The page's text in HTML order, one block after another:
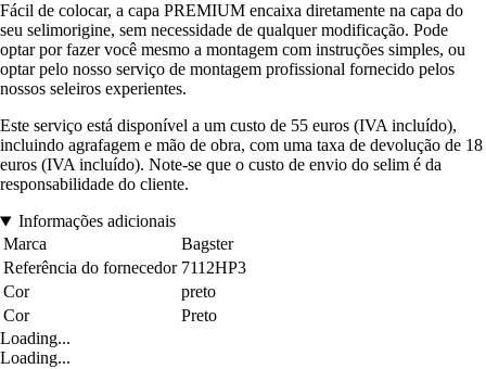
Fácil de colocar, a capa PREMIUM encaixa diretamente na capa do
seu selimorigine, sem necessidade de qualquer modificação. Pode
optar por fazer você mesmo a montagem com instruções simples, ou
optar pelo nosso serviço de montagem profissional fornecido pelos
nossos seleiros experientes.
Este serviço está disponível a um custo de 55 euros (IVA incluído),
incluindo agrafagem e mão de obra, com uma taxa de devolução de 18
euros (IVA incluído). Note-se que o custo de envio do selim é da
responsabilidade do cliente.
Informações adicionais
Marca
Bagster
Referência do fornecedor 7112HP3
Cor
preto
Cor
Preto
Loading...
Loading...